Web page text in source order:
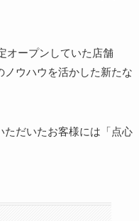
オープンしていた店舗
ウハウを活かした新たな
ただいたお客様には「点心